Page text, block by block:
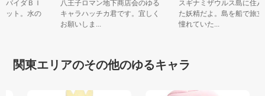
ロバイダＢＩ
コット。水の
八王子ロマン地下商店会のゆる
キャラハッチカ君です。宜しく
お願いしま...
スギナミザウルス島に住
た妖精だよ。島を船で旅
憧れていた...
関東エリアのその他のゆるキャラ